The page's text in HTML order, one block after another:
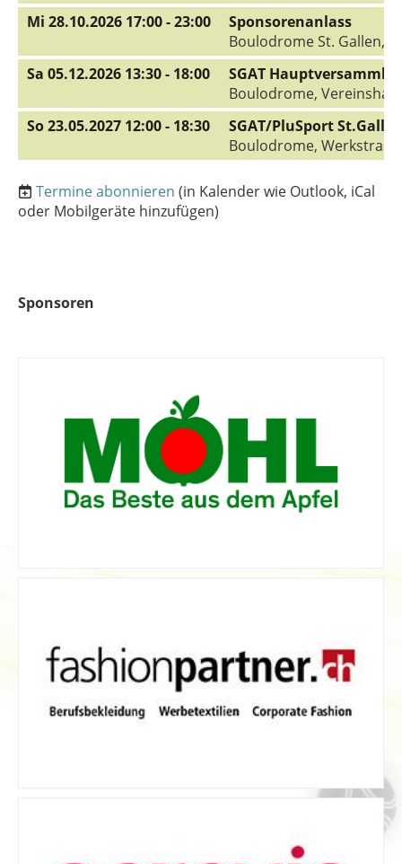
Mi 28.10.2026 17:00 - 23:00
Sponsorenanlass
Boulodrome St. Gallen,
Sa 05.12.2026 13:30 - 18:00
SGAT
Boulodrome,
So 23.05.2027 12:00 - 18:30
SGAT/PluSport
Boulodrome,
Termine abonnieren (in Kalender wie Outlook, iCal
oder Mobilgeräte hinzufügen)
Sponsoren